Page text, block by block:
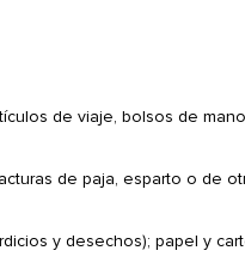
de viaje, bolsos de
de paja, esparto o de
y desechos); papel y